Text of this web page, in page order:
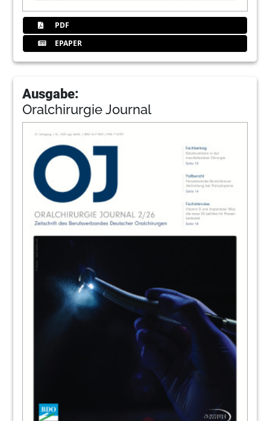
PDF
EPAPER
Ausgabe:
Oralchirurgie Journal